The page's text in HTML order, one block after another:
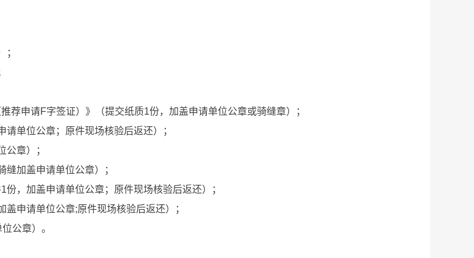
申请F字签证）》（提交纸质1份，加盖申请单位公章或骑缝章）；
单位公章；原件现场核验后返还）；
章）；
加盖申请单位公章）；
，加盖申请单位公章；原件现场核验后返还）；
申请单位公章;原件现场核验后返还）；
公章）。